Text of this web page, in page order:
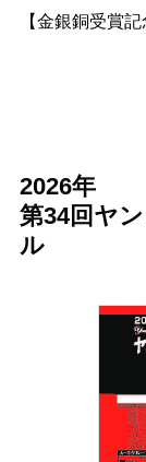
【金銀銅受賞
2026年
第34回ヤ
ル